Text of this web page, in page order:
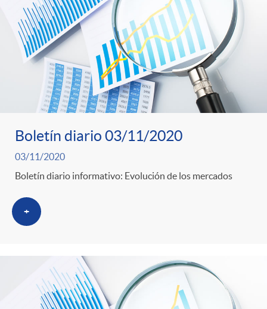
Boletín diario 03/11/2020
03/11/2020
Boletín diario informativo: Evolución de los mercados
+